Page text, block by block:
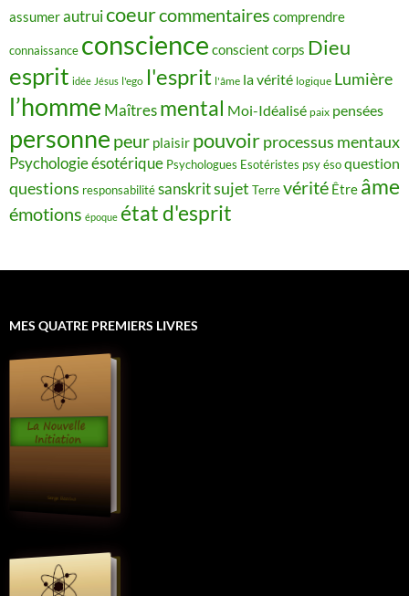
assumerautruicoeurcommentaires comprendre
connaissance conscience conscient corps Dieu
esprit idée Jésus l'ego l'esprit l'âme la vérité logique Lumière
l’homme Maîtres mental Moi-Idéalisé paix pensées
personne peur plaisir pouvoirprocessus mentaux
Psychologie ésotérique Psychologues Esotéristes psy ésoquestion
questions responsabilitésanskritsujet Terrevérité Être âme
émotions époque état d'esprit
MES QUATRE PREMIERS LIVRES